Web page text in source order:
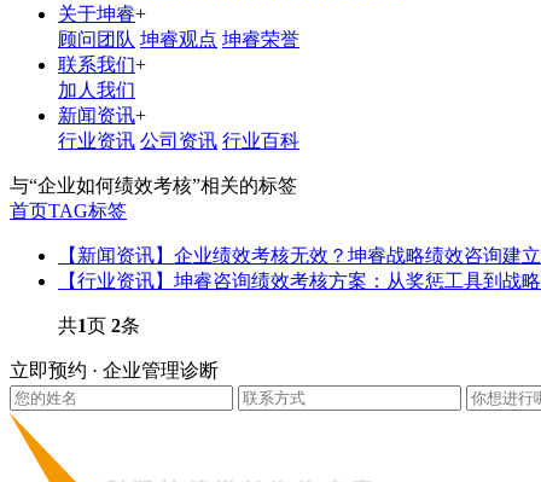
关于坤睿+
顾问团队 坤睿观点 坤睿荣誉
联系我们+
加人我们
新闻资讯+
行业资讯 公司资讯 行业百科
与“企业如何绩效考核”相关的标签
首页TAG标签
【新闻资讯】企业绩效考核无效？坤睿战略绩效咨询建
【行业资讯】坤睿咨询绩效考核方案：从奖惩工具到战
共1页 2条
立即预约 · 企业管理诊断